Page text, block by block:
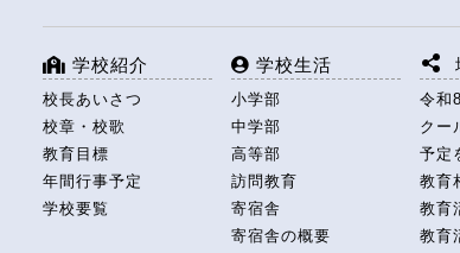
学校紹介
校長あいさつ
校章・校歌
教育目標
年間行事予定
学校要覧
学校生活
小学部
中学部
高等部
訪問教育
寄宿舎
寄宿舎の概要
令和
クー
予定
教育
教育
教育